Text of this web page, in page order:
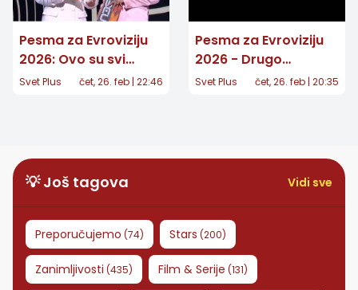
Pesma za Evroviziju
2026: Ovo su svi
finalisti nakon drugog
Svet Plus čet, 26. feb | 22:46
Pesma za Evroviziju
2026 - Drugo
polufinale: Ko
Svet Plus čet, 26. feb | 20:35
💡 Još tagova Vidi sve
Preporučujemo (74) Stars (200)
Zanimljivosti (435) Film & Serije (131)